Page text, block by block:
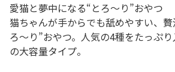
愛猫と夢中になる“とろ～り”おやつ
猫ちゃんが手からでも舐めやすい、
ろ～り”おやつ。人気の4種をたっぷ
の大容量タイプ。